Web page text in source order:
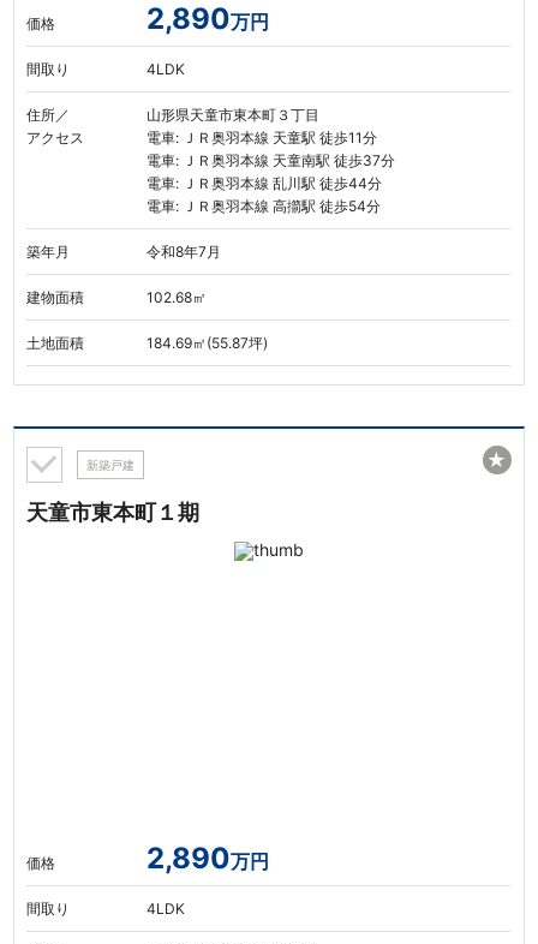
価格 2,890万円
間取り 4LDK
住所／
アクセス
山形県天童市東本町３丁目
電車: ＪＲ奥羽本線 天童駅 徒歩11分
電車: ＪＲ奥羽本線 天童南駅 徒歩37分
電車: ＪＲ奥羽本線 乱川駅 徒歩44分
電車: ＪＲ奥羽本線 高擶駅 徒歩54分
築年月 令和8年7月
建物面積 102.68㎡
土地面積 184.69㎡(55.87坪)
新築戸建
天童市東本町１期
価格 2,890万円
間取り 4LDK
★